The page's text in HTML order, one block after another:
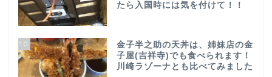
たら入国時には気を付けて！！
10
金子半之助の天丼は、姉妹店の金
子屋(吉祥寺)でも食べられます！
川崎ラゾーナとも比べてみました